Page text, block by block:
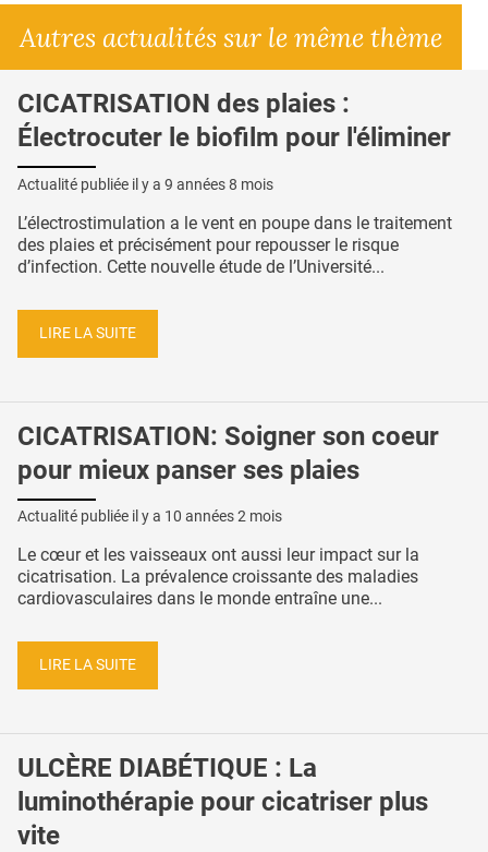
Autres actualités sur le même thème
CICATRISATION des plaies :
Électrocuter le biofilm pour l'éliminer
Actualité publiée il y a 9 années 8 mois
L’électrostimulation a le vent en poupe dans le traitement
des plaies et précisément pour repousser le risque
d’infection. Cette nouvelle étude de l’Université...
LIRE LA SUITE
CICATRISATION: Soigner son coeur
pour mieux panser ses plaies
Actualité publiée il y a 10 années 2 mois
Le cœur et les vaisseaux ont aussi leur impact sur la
cicatrisation. La prévalence croissante des maladies
cardiovasculaires dans le monde entraîne une...
LIRE LA SUITE
ULCÈRE DIABÉTIQUE : La
luminothérapie pour cicatriser plus
vite